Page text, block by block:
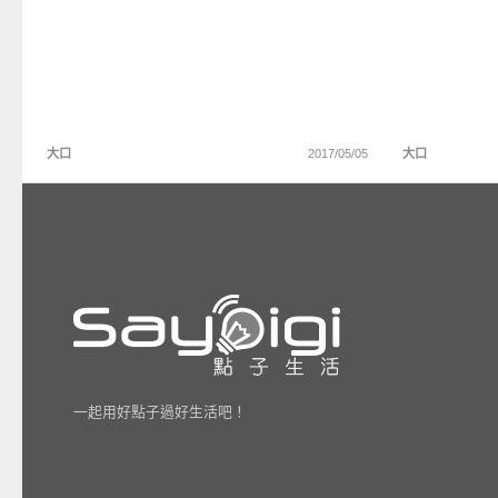
大口 2017/05/05 大口
一起用好點子過好生活吧！